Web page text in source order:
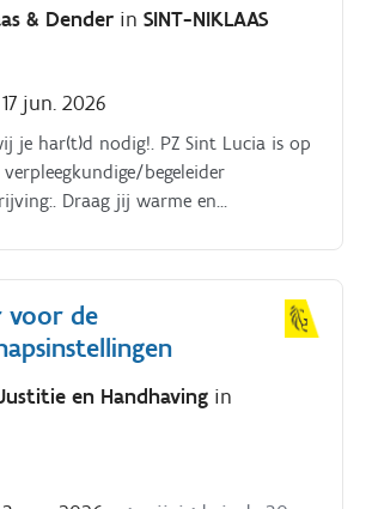
& Dender in SINT-NIKLAAS
jun. 2026
je har(t)d nodig!. PZ Sint Lucia is op
begeleider
Draag jij warme en
voor de
en Handhaving in